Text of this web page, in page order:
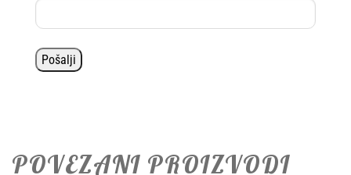
POVEZANI PROIZVODI